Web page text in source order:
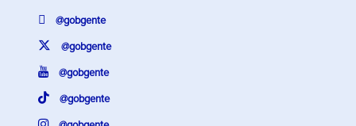
@gobgente
@gobgente
@gobgente
@gobgente